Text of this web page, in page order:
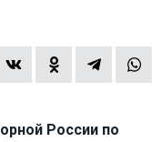
России по